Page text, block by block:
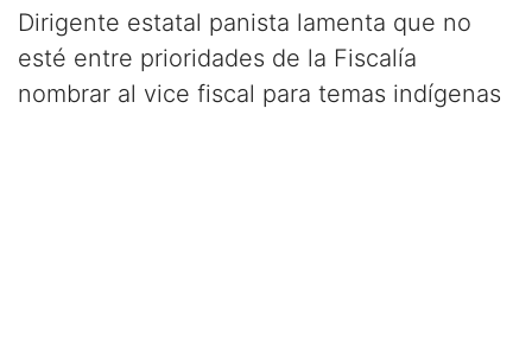
Dirigente estatal panista lamenta que no
esté entre prioridades de la Fiscalía
nombrar al vice fiscal para temas indígenas